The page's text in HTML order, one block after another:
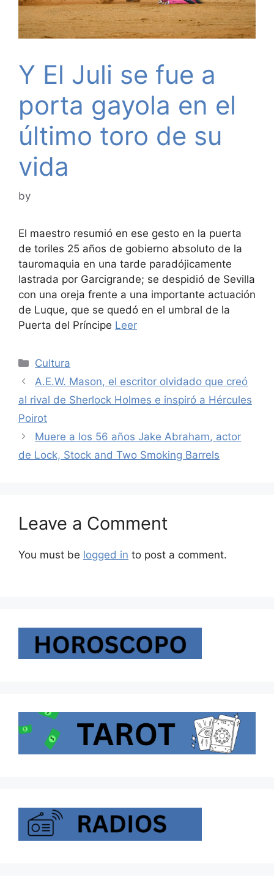
Y El Juli se fue a
porta gayola en el
último toro de su
vida
by
El maestro resumió en ese gesto en la puerta
de toriles 25 años de gobierno absoluto de la
tauromaquia en una tarde paradójicamente
lastrada por Garcigrande; se despidió de Sevilla
con una oreja frente a una importante actuación
de Luque, que se quedó en el umbral de la
Puerta del Príncipe Leer
Categories
Cultura
A.E.W. Mason, el escritor olvidado que creó
al rival de Sherlock Holmes e inspiró a Hércules
Poirot
Muere a los 56 años Jake Abraham, actor
de Lock, Stock and Two Smoking Barrels
Leave a Comment
You must be logged in to post a comment.